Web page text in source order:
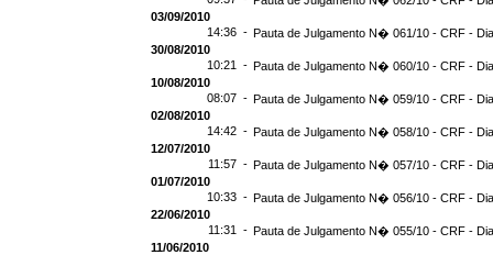
03/09/2010
14:36 - Pauta de Julgamento N� 061/10 - CRF -
30/08/2010
10:21 - Pauta de Julgamento N� 060/10 - CRF -
10/08/2010
08:07 - Pauta de Julgamento N� 059/10 - CRF -
02/08/2010
14:42 - Pauta de Julgamento N� 058/10 - CRF -
12/07/2010
11:57 - Pauta de Julgamento N� 057/10 - CRF -
01/07/2010
10:33 - Pauta de Julgamento N� 056/10 - CRF -
22/06/2010
11:31 - Pauta de Julgamento N� 055/10 - CRF -
11/06/2010